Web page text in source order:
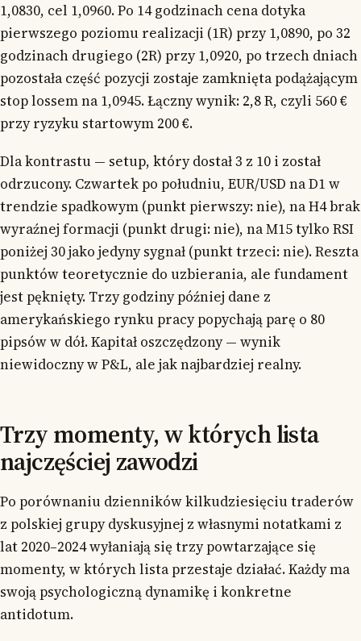
1,0830, cel 1,0960. Po 14 godzinach cena dotyka
pierwszego poziomu realizacji (1R) przy 1,0890, po 32
godzinach drugiego (2R) przy 1,0920, po trzech dniach
pozostała część pozycji zostaje zamknięta podążającym
stop lossem na 1,0945. Łączny wynik: 2,8 R, czyli 560 €
przy ryzyku startowym 200 €.
Dla kontrastu — setup, który dostał 3 z 10 i został
odrzucony. Czwartek po południu, EUR/USD na D1 w
trendzie spadkowym (punkt pierwszy: nie), na H4 brak
wyraźnej formacji (punkt drugi: nie), na M15 tylko RSI
poniżej 30 jako jedyny sygnał (punkt trzeci: nie). Reszta
punktów teoretycznie do uzbierania, ale fundament
jest pęknięty. Trzy godziny później dane z
amerykańskiego rynku pracy popychają parę o 80
pipsów w dół. Kapitał oszczędzony — wynik
niewidoczny w P&L, ale jak najbardziej realny.
Trzy momenty, w których lista
najczęściej zawodzi
Po porównaniu dzienników kilkudziesięciu traderów
z polskiej grupy dyskusyjnej z własnymi notatkami z
lat 2020–2024 wyłaniają się trzy powtarzające się
momenty, w których lista przestaje działać. Każdy ma
swoją psychologiczną dynamikę i konkretne
antidotum.